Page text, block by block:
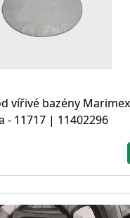
vířivé bazény
- 11717 | 11402296